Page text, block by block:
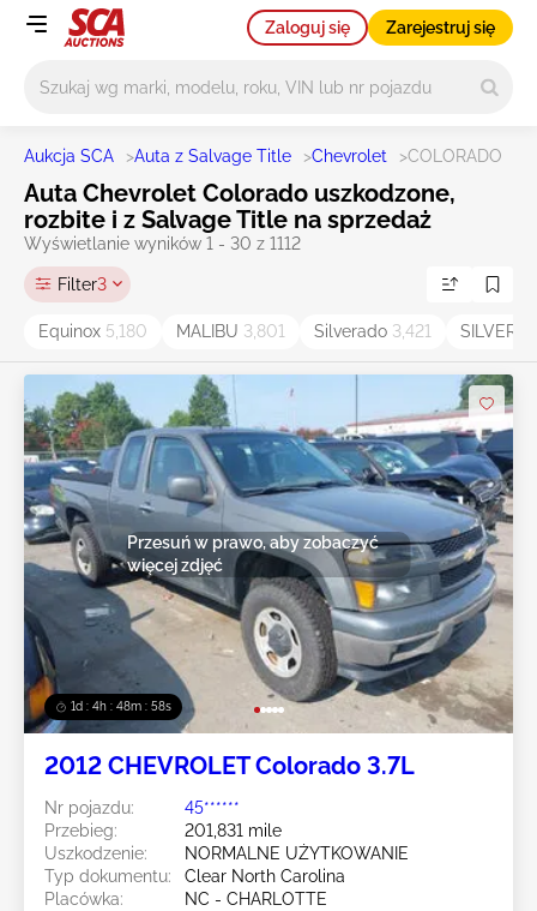
Zaloguj się Zarejestruj się
Aukcja SCA >Auta z Salvage Title >Chevrolet >COLORADO
Auta Chevrolet Colorado uszkodzone,
rozbite i z Salvage Title na sprzedaż
Wyświetlanie wyników 1 - 30 z 1112
Filter3
Equinox 5,180 MALIBU 3,801 Silverado 3,421
1d : 4h : 48m : 55s
Przesuń w prawo, aby zobaczyć
więcej zdjęć
2012 CHEVROLET Colorado 3.7L
Nr pojazdu:
45******
Przebieg:
201,831 mile
Uszkodzenie:
NORMALNE UŻYTKOWANIE
Typ dokumentu:
Clear North Carolina
Placówka:
NC - CHARLOTTE